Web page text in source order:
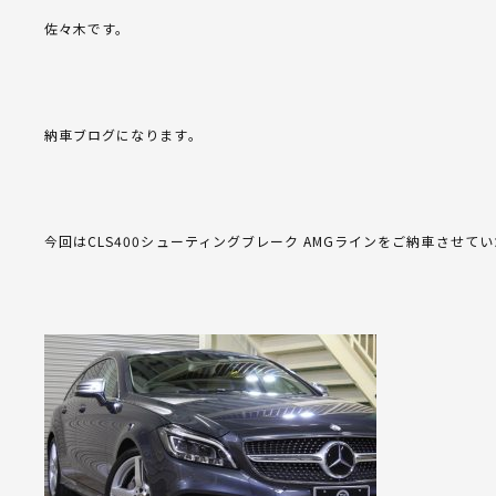
佐々木です。
納車ブログになります。
今回はCLS400シューティングブレーク AMGラインをご納車させてい